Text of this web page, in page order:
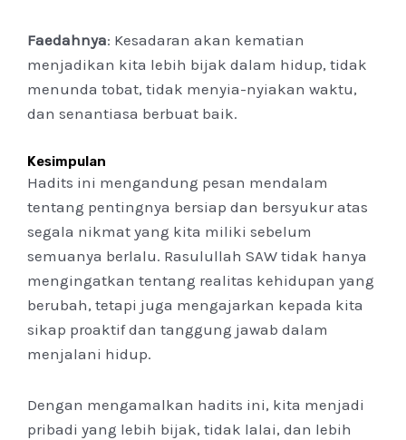
Faedahnya: Kesadaran akan kematian
menjadikan kita lebih bijak dalam hidup, tidak
menunda tobat, tidak menyia-nyiakan waktu,
dan senantiasa berbuat baik.
Kesimpulan
Hadits ini mengandung pesan mendalam
tentang pentingnya bersiap dan bersyukur atas
segala nikmat yang kita miliki sebelum
semuanya berlalu. Rasulullah SAW tidak hanya
mengingatkan tentang realitas kehidupan yang
berubah, tetapi juga mengajarkan kepada kita
sikap proaktif dan tanggung jawab dalam
menjalani hidup.
Dengan mengamalkan hadits ini, kita menjadi
pribadi yang lebih bijak, tidak lalai, dan lebih